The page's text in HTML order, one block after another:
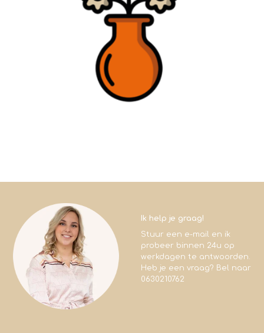
Ik help je graag!
Stuur een e-mail en ik
probeer binnen 24u op
werkdagen te antwoorden.
Heb je een vraag? Bel naar
0630210762